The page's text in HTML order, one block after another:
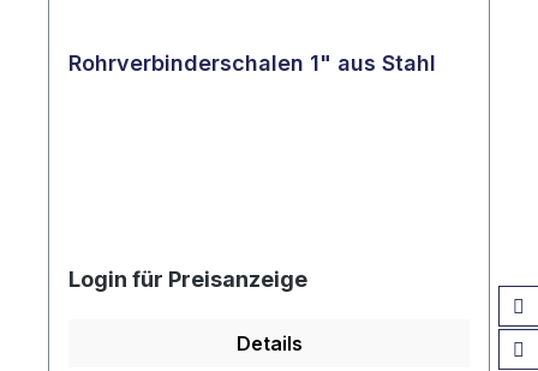
Rohrverbinderschalen 1" aus Stahl
Login für Preisanzeige
Details